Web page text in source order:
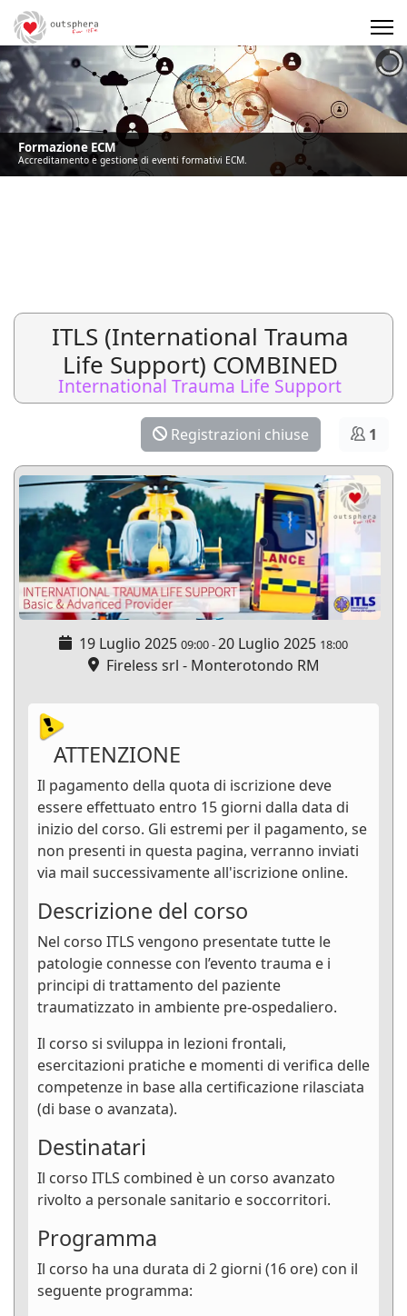
Formazione ECM
Accreditamento e gestione di eventi formativi ECM.
ITLS (International Trauma
Life Support) COMBINED
International Trauma Life Support
Registrazioni chiuse 1
19 Luglio 2025 09:00-20 Luglio 2025 18:00
Fireless srl - Monterotondo RM
ATTENZIONE
Il pagamento della quota di iscrizione deve
essere effettuato entro 15 giorni dalla data di
inizio del corso. Gli estremi per il pagamento, se
non presenti in questa pagina, verranno inviati
via mail successivamente all'iscrizione online.
Descrizione del corso
Nel corso ITLS vengono presentate tutte le
patologie connesse con l’evento trauma e i
principi di trattamento del paziente
traumatizzato in ambiente pre-ospedaliero.
Il corso si sviluppa in lezioni frontali,
esercitazioni pratiche e momenti di verifica delle
competenze in base alla certificazione rilasciata
(di base o avanzata).
Destinatari
Il corso ITLS combined è un corso avanzato
rivolto a personale sanitario e soccorritori.
Programma
Il corso ha una durata di 2 giorni (16 ore) con il
seguente programma: